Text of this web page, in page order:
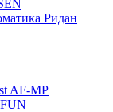
Ридан
AF-MP